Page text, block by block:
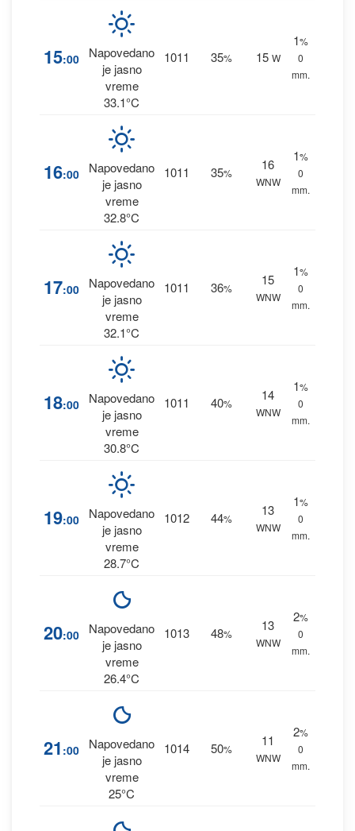
15:00
Napovedano
je jasno
vreme
33.1°C
1011 35% 15 W
1%
0
mm.
16:00
Napovedano
je jasno
vreme
32.8°C
1011 35%
16
WNW
1%
0
mm.
17:00
Napovedano
je jasno
vreme
32.1°C
1011 36%
15
WNW
1%
0
mm.
18:00
Napovedano
je jasno
vreme
30.8°C
1011 40%
14
WNW
1%
0
mm.
19:00
Napovedano
je jasno
vreme
28.7°C
1012 44%
13
WNW
1%
0
mm.
20:00
Napovedano
je jasno
vreme
26.4°C
1013 48%
13
WNW
2%
0
mm.
21 :00
Napovedano
je jasno
vreme
25°C
1014 50%
11
WNW
2%
0
mm.